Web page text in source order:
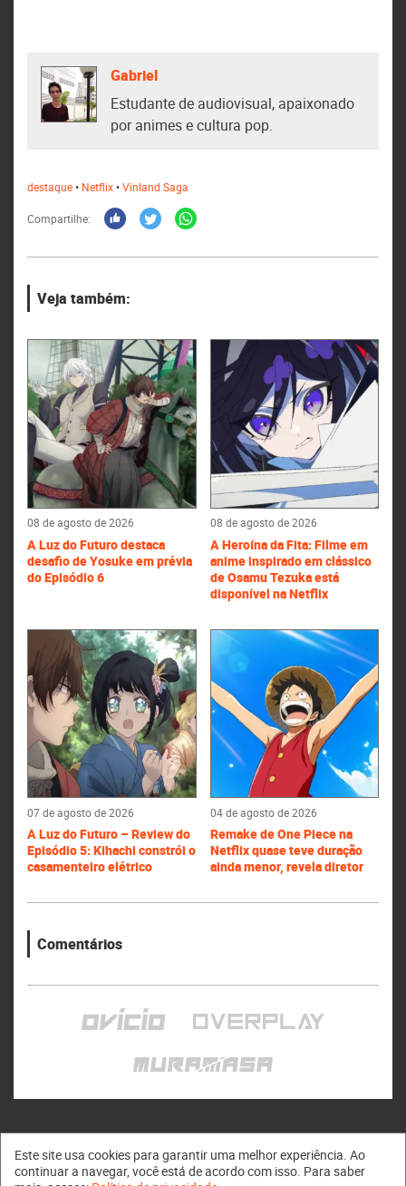
Gabriel
Estudante de audiovisual, apaixonado
por animes e cultura pop.
destaque• Netflix•Vinland Saga
Compartilhe:
Veja também:
08 de agosto de 2026
A Luz do Futuro destaca
desafio de Yosuke em prévia
do Episódio 6
08 de agosto de 2026
A Heroína da Fita: Filme em
anime inspirado em clássico
de Osamu Tezuka está
disponível na Netflix
07 de agosto de 2026
A Luz do Futuro – Review do
Episódio 5: Kihachi constrói o
casamenteiro elétrico
04 de agosto de 2026
Remake de One Piece na
Netflix quase teve duração
ainda menor, revela diretor
Comentários
Este site usa cookies para garantir uma melhor experiência. Ao
continuar a navegar, você está de acordo com isso. Para saber